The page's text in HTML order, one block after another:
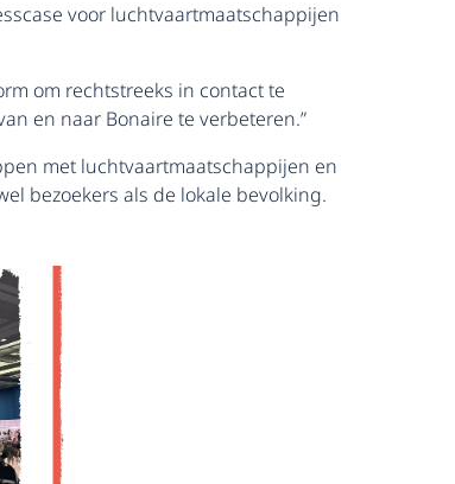
voor luchtvaartmaatschappijen
om rechtstreeks in contact te
en naar Bonaire te verbeteren.”
met luchtvaartmaatschappijen en
bezoekers als de lokale bevolking.